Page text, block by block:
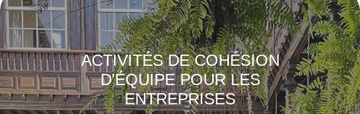
ACTIVITÉS DE COHÉSION
D'ÉQUIPE POUR LES
ENTREPRISES